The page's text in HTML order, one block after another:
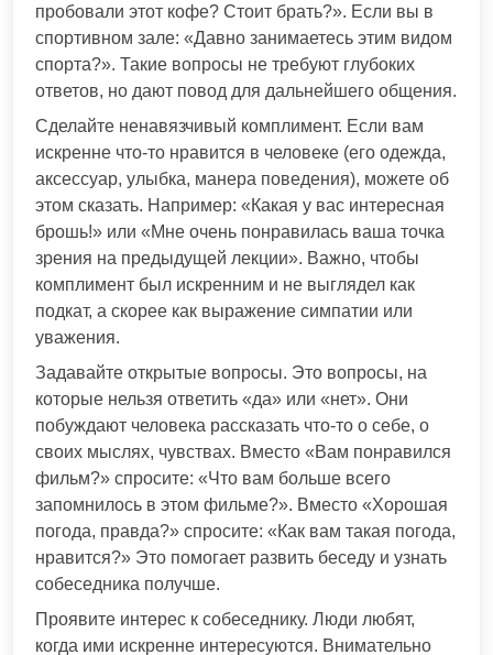
пробовали этот кофе? Стоит брать?». Если вы в
спортивном зале: «Давно занимаетесь этим видом
спорта?». Такие вопросы не требуют глубоких
ответов, но дают повод для дальнейшего общения.
Сделайте ненавязчивый комплимент. Если вам
искренне что-то нравится в человеке (его одежда,
аксессуар, улыбка, манера поведения), можете об
этом сказать. Например: «Какая у вас интересная
брошь!» или «Мне очень понравилась ваша точка
зрения на предыдущей лекции». Важно, чтобы
комплимент был искренним и не выглядел как
подкат, а скорее как выражение симпатии или
уважения.
Задавайте открытые вопросы. Это вопросы, на
которые нельзя ответить «да» или «нет». Они
побуждают человека рассказать что-то о себе, о
своих мыслях, чувствах. Вместо «Вам понравился
фильм?» спросите: «Что вам больше всего
запомнилось в этом фильме?». Вместо «Хорошая
погода, правда?» спросите: «Как вам такая погода,
нравится?» Это помогает развить беседу и узнать
собеседника получше.
Проявите интерес к собеседнику. Люди любят,
когда ими искренне интересуются. Внимательно